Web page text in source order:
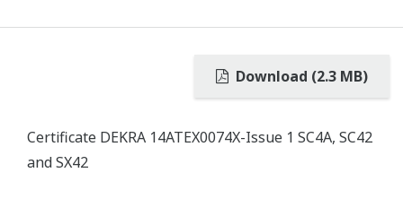
Download (2.3 MB)
Certificate DEKRA 14ATEX0074X-Issue 1 SC4A, SC42
and SX42